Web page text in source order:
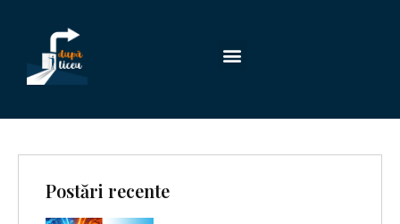
Postări recente